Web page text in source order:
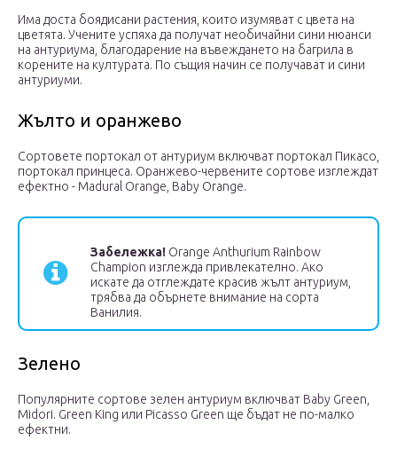
Има доста боядисани растения, които изумяват с цвета на
цветята. Учените успяха да получат необичайни сини нюанси
на антуриума, благодарение на въвеждането на багрила в
корените на културата. По същия начин се получават и сини
антуриуми.
Жълто и оранжево
Сортовете портокал от антуриум включват портокал Пикасо,
портокал принцеса. Оранжево-червените сортове изглеждат
ефектно - Madural Orange, Baby Orange.
Забележка! Orange Anthurium Rainbow
Champion изглежда привлекателно. Ако
искате да отглеждате красив жълт антуриум,
трябва да обърнете внимание на сорта
Ванилия.
Зелено
Популярните сортове зелен антуриум включват Baby Green,
Midori. Green King или Picasso Green ще бъдат не по-малко
ефектни.